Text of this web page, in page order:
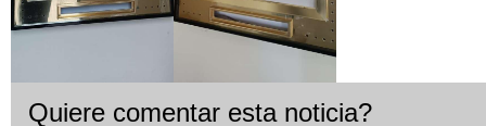
Quiere comentar esta noticia?